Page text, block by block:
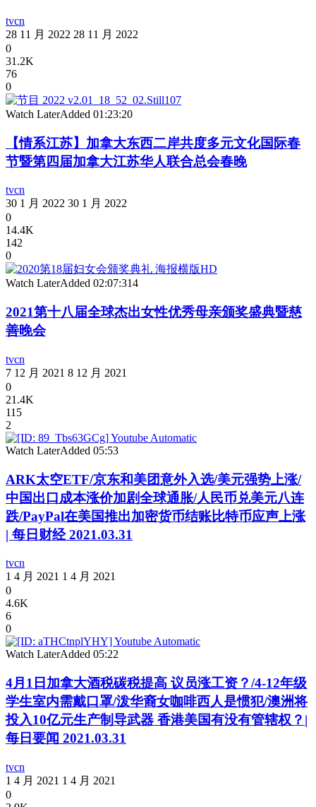
tvcn
28 11 月 2022 28 11 月 2022
0
31.2K
76
0
Watch LaterAdded 01:23:20
【情系江苏】加拿大东西二岸共度多元文化国际春
节暨第四届加拿大江苏华人联合总会春晚
tvcn
30 1 月 2022 30 1 月 2022
0
14.4K
142
0
Watch LaterAdded 02:07:314
2021第十八届全球杰出女性优秀母亲颁奖盛典暨慈
善晚会
tvcn
7 12 月 2021 8 12 月 2021
0
21.4K
115
2
Watch LaterAdded 05:53
ARK太空ETF/京东和美团意外入选/美元强势上涨/
中国出口成本涨价加剧全球通胀/人民币兑美元八连
跌/PayPal在美国推出加密货币结账比特币应声上涨
| 每日财经 2021.03.31
tvcn
1 4 月 2021 1 4 月 2021
0
4.6K
6
0
Watch LaterAdded 05:22
4月1日加拿大酒税碳税提高 议员涨工资？/4-12年级
学生室内需戴口罩/泼华裔女咖啡西人是惯犯/澳洲将
投入10亿元生产制导武器 香港美国有没有管辖权？|
每日要闻 2021.03.31
tvcn
1 4 月 2021 1 4 月 2021
0